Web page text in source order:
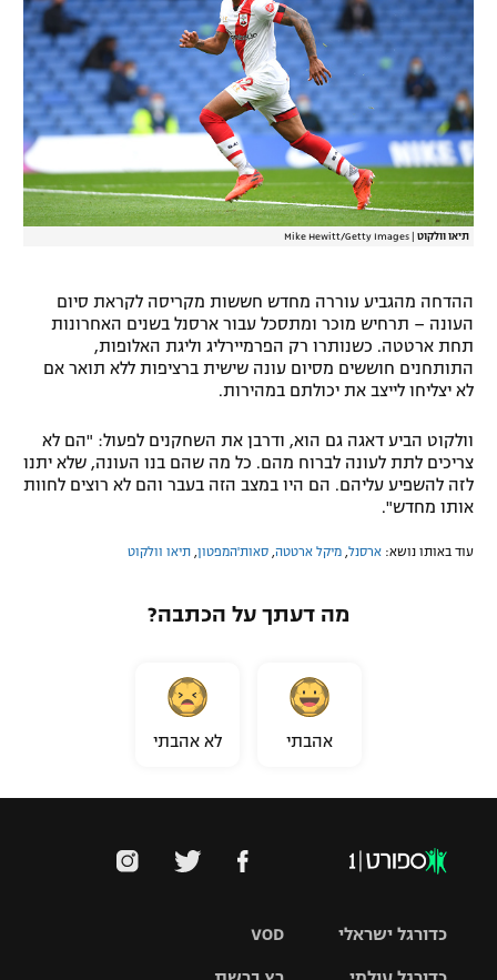
תיאו וולקוט Mike Hewitt/Getty Images
ההדחה מהגביע עוררה מחדש חששות מקריסה לקראת סיום
העונה – תרחיש מוכר ומתסכל עבור ארסנל בשנים האחרונות
תחת ארטטה. כשנותרו רק הפרמיירליג וליגת האלופות,
התותחנים חוששים מסיום עונה שישית ברציפות ללא תואר אם
לא יצליחו לייצב את יכולתם במהירות.
וולקוט הביע דאגה גם הוא, ודרבן את השחקנים לפעול: "הם לא
צריכים לתת לעונה לברוח מהם. כל מה שהם בנו העונה, שלא יתנו
לזה להשפיע עליהם. הם היו במצב הזה בעבר והם לא רוצים לחוות
אותו מחדש".
עוד באותו נושא: ארסנל מיקל ארטטה סאות'המפטון תיאו וולקוט
מה דעתך על הכתבה?
אהבתי לא אהבתי
VOD כדורגל ישראלי